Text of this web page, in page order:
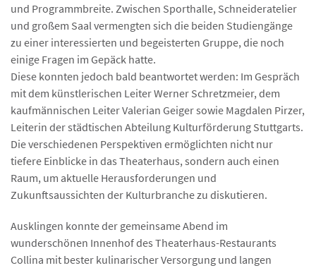
und Programmbreite. Zwischen Sporthalle, Schneideratelier
und großem Saal vermengten sich die beiden Studiengänge
zu einer interessierten und begeisterten Gruppe, die noch
einige Fragen im Gepäck hatte.
Diese konnten jedoch bald beantwortet werden: Im Gespräch
mit dem künstlerischen Leiter Werner Schretzmeier, dem
kaufmännischen Leiter Valerian Geiger sowie Magdalen Pirzer,
Leiterin der städtischen Abteilung Kulturförderung Stuttgarts.
Die verschiedenen Perspektiven ermöglichten nicht nur
tiefere Einblicke in das Theaterhaus, sondern auch einen
Raum, um aktuelle Herausforderungen und
Zukunftsaussichten der Kulturbranche zu diskutieren.
Ausklingen konnte der gemeinsame Abend im
wunderschönen Innenhof des Theaterhaus-Restaurants
Collina mit bester kulinarischer Versorgung und langen